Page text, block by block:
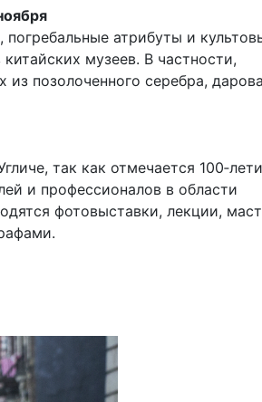
атрибуты и
музеев. В частности,
из позолоченного серебра,
так как отмечается
и профессионалов в области
фотовыставки, лекции,